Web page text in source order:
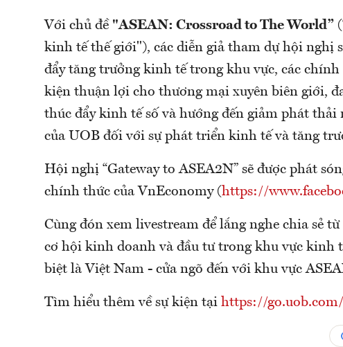
Với chủ đề "ASEAN: Crossroad to The World”
kinh tế thế giới"), các diễn giả tham dự hội nghị
đẩy tăng trưởng kinh tế trong khu vực, các
kiện thuận lợi cho thương mại xuyên biên giới,
thúc đẩy kinh tế số và hướng đến giảm phát thải
của UOB đối với sự phát triển kinh tế và tăng
Hội nghị “Gateway to ASEA2N” sẽ được phát
chính thức của VnEconomy (https://
Cùng đón xem livestream để lắng nghe chia sẻ
cơ hội kinh doanh và đầu tư trong khu vực kinh
biệt là Việt Nam - cửa ngõ đến với khu vực
Tìm hiểu thêm về sự kiện tại https://